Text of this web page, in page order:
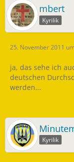
mbert
Kyrilik
25. November 2011
ja, das sehe ich
deutschen
werden...
Kyrilik